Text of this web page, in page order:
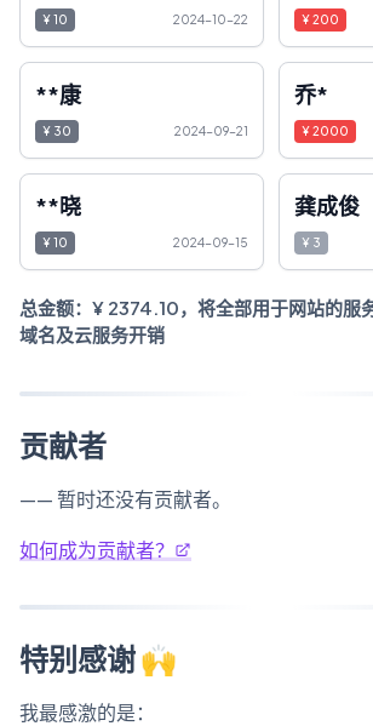
¥10 2024-10-22 ¥200
**康
¥ 30 2024-09-21
乔*
¥2000
**晓
¥10 2024-09-15
龚成俊
¥ 3
总金额：¥ 2374.10，将全部用于网站的服
域名及云服务开销
贡献者
—— 暂时还没有贡献者。
如何成为贡献者？
特别感谢 🙌
我最感激的是：